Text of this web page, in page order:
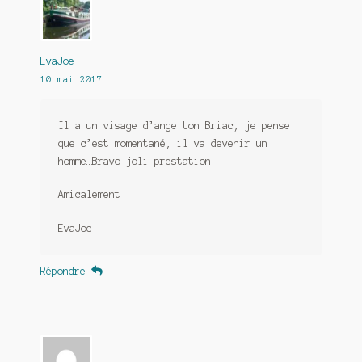
EvaJoe
10 mai 2017
Il a un visage d’ange ton Briac, je pense
que c’est momentané, il va devenir un
homme…Bravo joli prestation.
Amicalement
EvaJoe
Répondre